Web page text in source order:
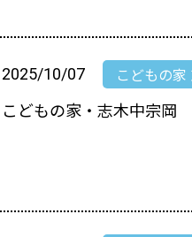
2025/10/07 こどもの
こどもの家・志木中宗